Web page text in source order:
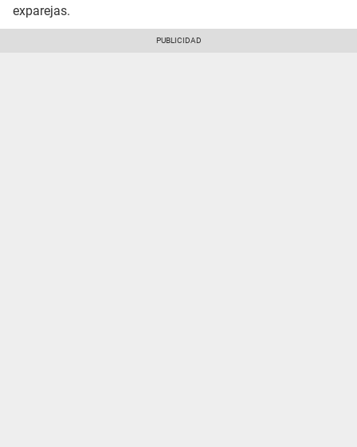
exparejas.